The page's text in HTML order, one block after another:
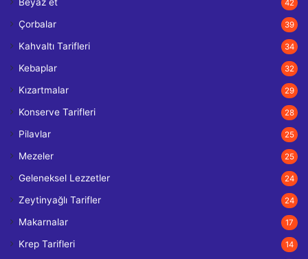
42
Çorbalar 39
Kahvaltı Tarifleri 34
Kebaplar 32
Kızartmalar 29
Konserve Tarifleri 28
Pilavlar 25
Mezeler 25
Geleneksel Lezzetler 24
Zeytinyağlı Tarifler 24
Makarnalar 17
Krep Tarifleri 14